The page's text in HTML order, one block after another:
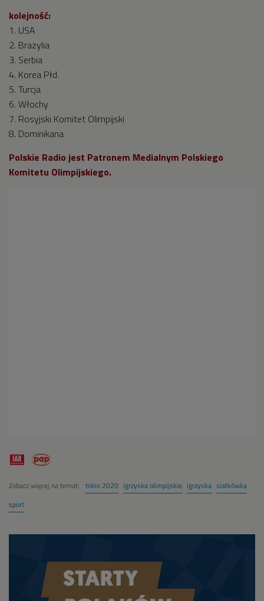
kolejność:
1. USA
2. Brazylia
3. Serbia
4. Korea Płd.
5. Turcja
6. Włochy
7. Rosyjski Komitet Olimpijski
8. Dominikana
Polskie Radio jest Patronem Medialnym Polskiego
Komitetu Olimpijskiego.
Zobacz więcej na temat: tokio 2020 igrzyska olimpijskie igrzyska siatkówka
sport